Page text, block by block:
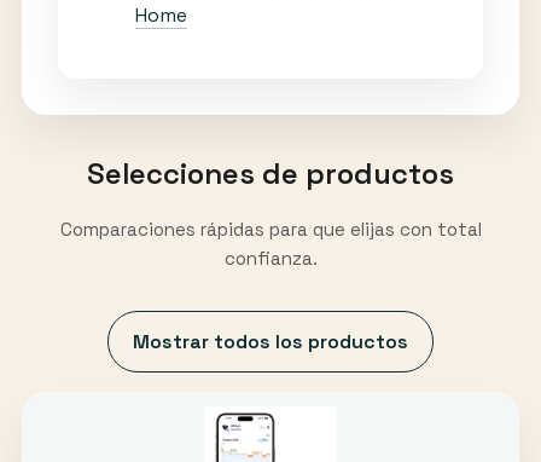
Home
Selecciones de productos
Comparaciones rápidas para que elijas con total
confianza.
Mostrar todos los productos